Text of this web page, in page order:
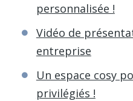
personnalisée !
Vidéo de
entreprise
Un espace cosy
privilégiés !